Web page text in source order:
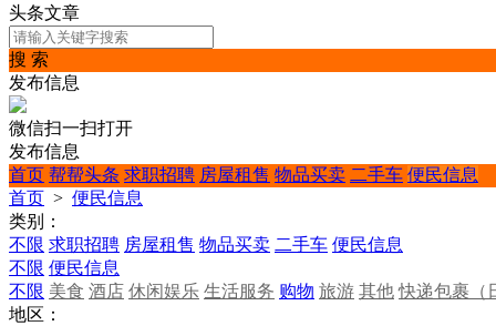
头条文章
搜 索
发布信息
微信扫一扫打开
发布信息
首页 帮帮头条 求职招聘 房屋租售 物品买卖 二手车 便民信息
首页 > 便民信息
类别：
不限 求职招聘 房屋租售 物品买卖 二手车 便民信息
不限 便民信息
不限 美食 酒店 休闲娱乐 生活服务 购物 旅游 其他 快递包裹（
地区：